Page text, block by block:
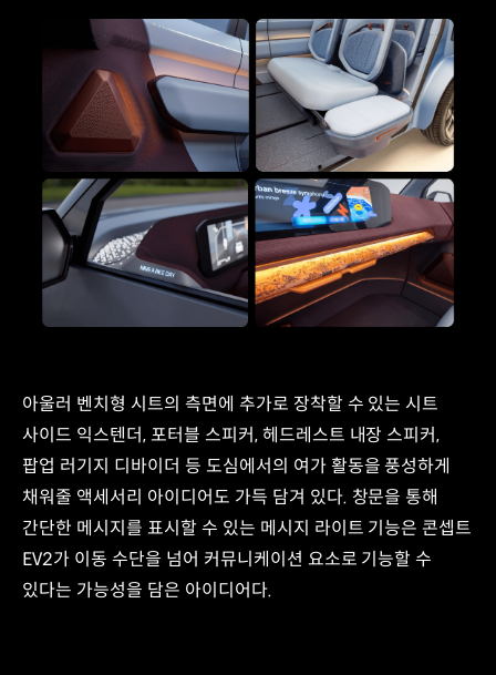
아울러 벤치형 시트의 측면에 추가로 장착할 수 있는 시트
사이드 익스텐더, 포터블 스피커, 헤드레스트 내장 스피커,
팝업 러기지 디바이더 등 도심에서의 여가 활동을 풍성하게
채워줄 액세서리 아이디어도 가득 담겨 있다. 창문을 통해
간단한 메시지를 표시할 수 있는 메시지 라이트 기능은 콘셉트
EV2가 이동 수단을 넘어 커뮤니케이션 요소로 기능할 수
있다는 가능성을 담은 아이디어다.